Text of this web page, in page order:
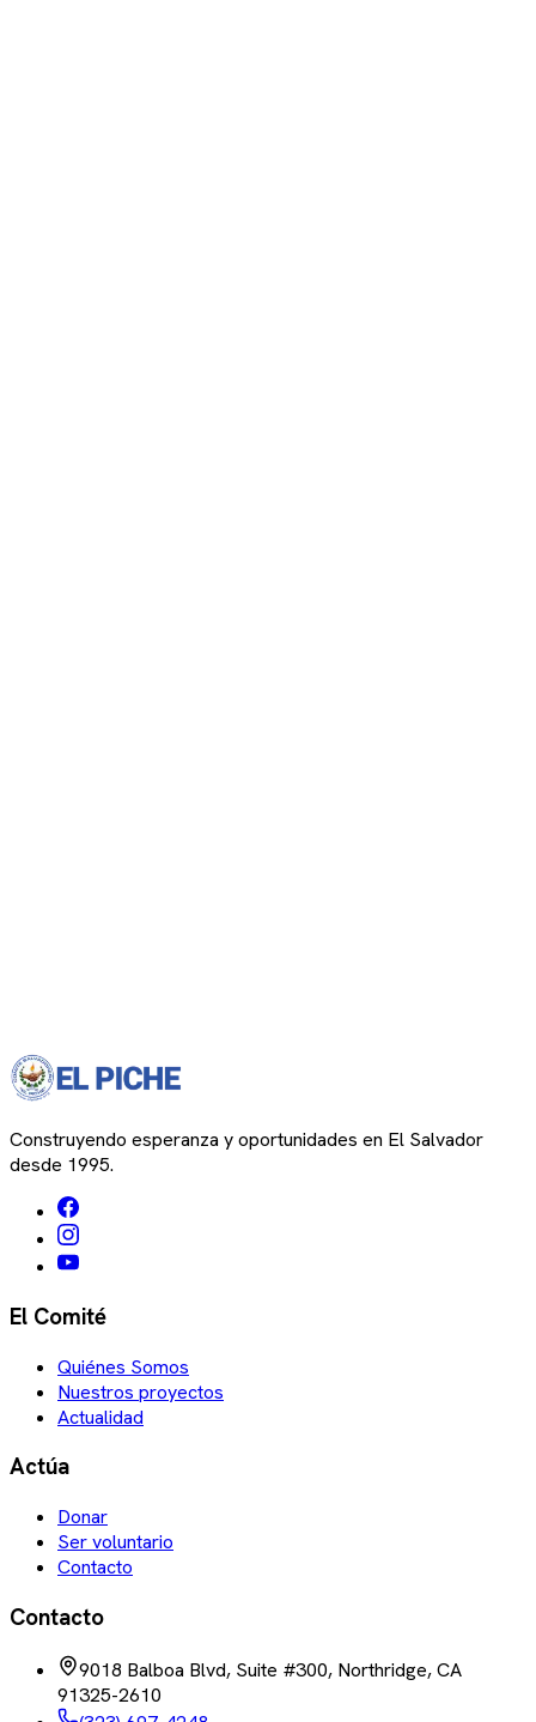
Construyendo esperanza y oportunidades en El Salvador
desde 1995.
El Comité
Quiénes Somos
Nuestros proyectos
Actualidad
Actúa
Donar
Ser voluntario
Contacto
Contacto
9018 Balboa Blvd, Suite #300, Northridge, CA
91325-2610